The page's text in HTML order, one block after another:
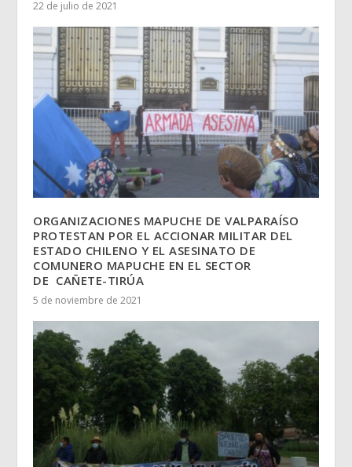
22 de julio de 2021
ORGANIZACIONES MAPUCHE DE VALPARAÍSO
PROTESTAN POR EL ACCIONAR MILITAR DEL
ESTADO CHILENO Y EL ASESINATO DE
COMUNERO MAPUCHE EN EL SECTOR
DE CAÑETE-TIRÚA
5 de noviembre de 2021